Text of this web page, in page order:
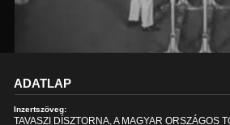
ADATLAP
Inzertszöveg:
TAVASZI DÍSZTORNA, A MAGYAR ORSZÁGOS